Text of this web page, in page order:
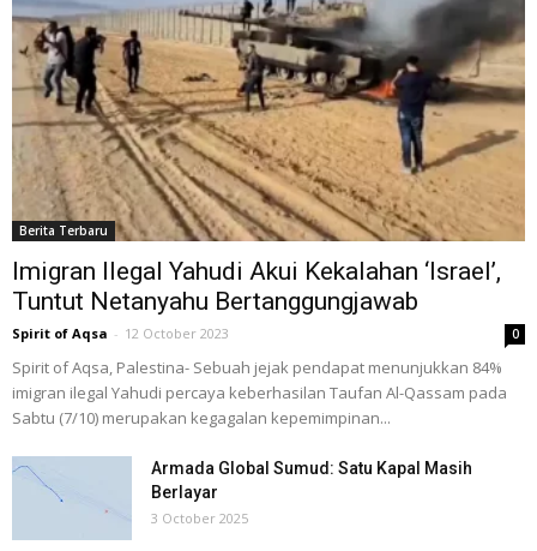
Berita Terbaru
Imigran Ilegal Yahudi Akui Kekalahan ‘Israel’,
Tuntut Netanyahu Bertanggungjawab
Spirit of Aqsa - 12 October 2023 0
Spirit of Aqsa, Palestina- Sebuah jejak pendapat menunjukkan 84%
imigran ilegal Yahudi percaya keberhasilan Taufan Al-Qassam pada
Sabtu (7/10) merupakan kegagalan kepemimpinan...
Armada Global Sumud: Satu Kapal Masih
Berlayar
3 October 2025